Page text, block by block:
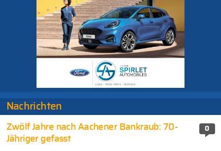
Nachrichten
0
Zwölf Jahre nach Aachener Bankraub: 70-
Jähriger gefasst